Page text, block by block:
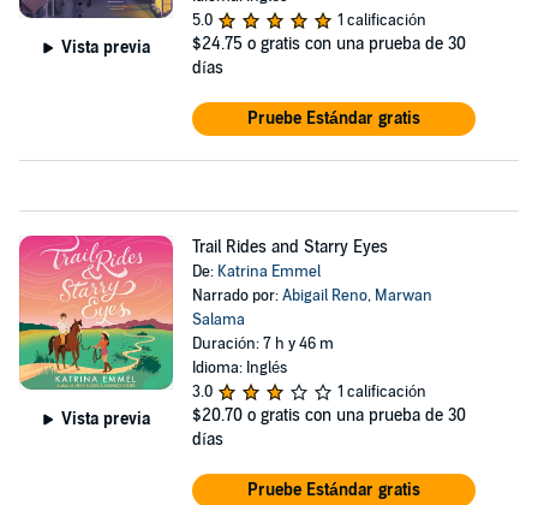
Vista previa
5.0
1 calificación
$24.75 o gratis con una prueba de 30
días
Pruebe Estándar gratis
Vista previa
Trail Rides and Starry Eyes
De: Katrina Emmel
Narrado por:Abigail Reno, Marwan
Salama
Duración: 7 h y 46 m
Idioma: Inglés
3.0
1 calificación
$20.70 o gratis con una prueba de 30
días
Pruebe Estándar gratis